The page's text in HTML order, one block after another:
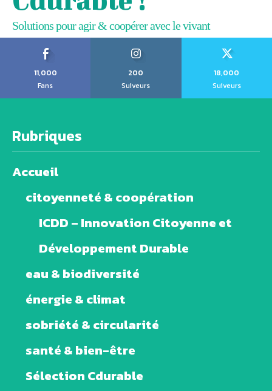
Solutions pour agir & coopérer avec le vivant
11,000
Fans
200
Suiveurs
18,000
Suiveurs
Rubriques
Accueil
citoyenneté & coopération
ICDD – Innovation Citoyenne et
Développement Durable
eau & biodiversité
énergie & climat
sobriété & circularité
santé & bien-être
Sélection Cdurable